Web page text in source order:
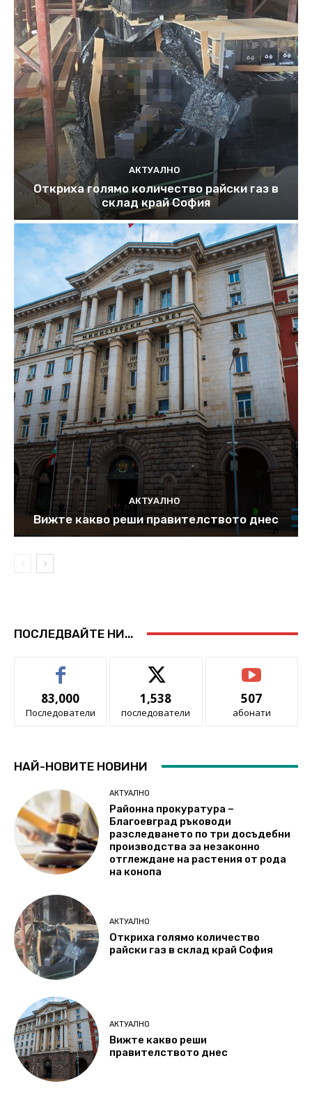
АКТУАЛНО
Откриха голямо количество райски газ в
склад край София
АКТУАЛНО
Вижте какво реши правителството днес
ПОСЛЕДВАЙТЕ НИ...
83,000
Последователи
1,538
последователи
507
абонати
НАЙ-НОВИТЕ НОВИНИ
АКТУАЛНО
Районна прокуратура –
Благоевград ръководи
разследването по три досъдебни
производства за незаконно
отглеждане на растения от рода
на конопа
АКТУАЛНО
Откриха голямо количество
райски газ в склад край София
АКТУАЛНО
Вижте какво реши
правителството днес